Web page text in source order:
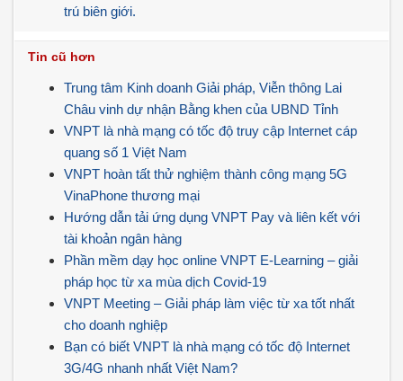
trú biên giới.
Tin cũ hơn
Trung tâm Kinh doanh Giải pháp, Viễn thông Lai
Châu vinh dự nhận Bằng khen của UBND Tỉnh
VNPT là nhà mạng có tốc độ truy cập Internet cáp
quang số 1 Việt Nam
VNPT hoàn tất thử nghiệm thành công mạng 5G
VinaPhone thương mại
Hướng dẫn tải ứng dụng VNPT Pay và liên kết với
tài khoản ngân hàng
Phần mềm dạy học online VNPT E-Learning – giải
pháp học từ xa mùa dịch Covid-19
VNPT Meeting – Giải pháp làm việc từ xa tốt nhất
cho doanh nghiệp
Bạn có biết VNPT là nhà mạng có tốc độ Internet
3G/4G nhanh nhất Việt Nam?